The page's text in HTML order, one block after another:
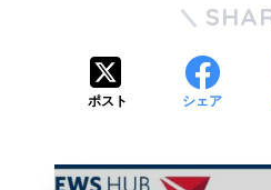
ポスト シェア